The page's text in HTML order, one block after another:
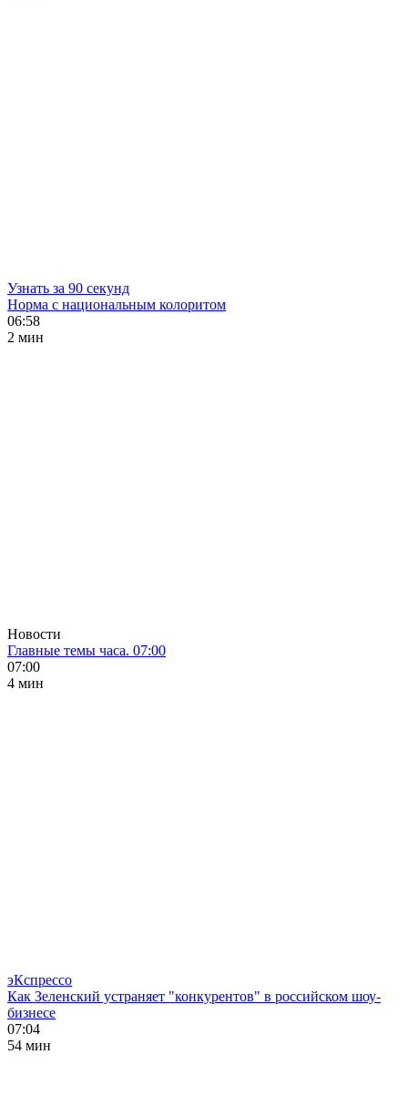
Узнать за 90 секунд
Норма с национальным колоритом
06:58
2 мин
Новости
Главные темы часа. 07:00
07:00
4 мин
эКспрессо
Как Зеленский устраняет "конкурентов" в российском шоу-
бизнесе
07:04
54 мин